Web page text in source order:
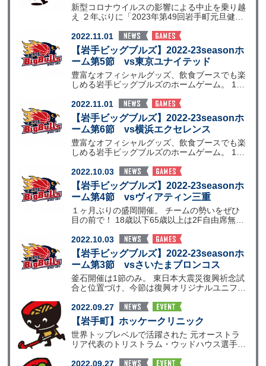
新型コロナウイルスの影響による中止を乗り越
え ２年ぶりに「2023年第49回岩手町元旦健康
2022.11.01
【岩手ビッグブルズ】2022-23seasonホ
ーム第5節 vs東京ユナイテッド
豊富なオフィシャルグッズ、飲食ブースでも楽
しめる岩手ビッグブルズのホームゲーム。 18
2022.11.01
【岩手ビッグブルズ】2022-23seasonホ
ーム第6節 vs横浜エクセレンス
豊富なオフィシャルグッズ、飲食ブースでも楽
しめる岩手ビッグブルズのホームゲーム。 18
2022.10.03
【岩手ビッグブルズ】2022-23seasonホ
ーム第4節 vsヴィアティン三重
１ヶ月ぶりの盛岡開催。 チームの勢いをぜひ
目の前で！ 18歳以下65歳以上は2F自由席無料
2022.10.03
【岩手ビッグブルズ】2022-23seasonホ
ーム第3節 vsさいたまブロンコス
釜石開催は1節のみ。 東日本大震災復興祈念試
合と位置づけ、今節は復興オリジナルユニフォ
2022.09.27
【岩手町】ホッケークリニック
世界トップレベルで活躍された 元オーストラ
リア代表のトリストラム・ウッドハウス選手が
2022.09.27